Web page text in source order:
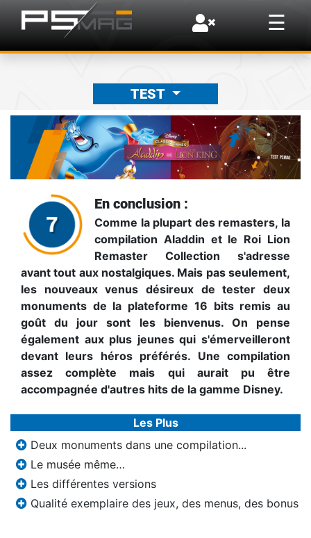
☰
×
TEST
En conclusion :
Comme la plupart des remasters, la
compilation Aladdin et le Roi Lion
Remaster Collection s'adresse
avant tout aux nostalgiques. Mais pas seulement,
les nouveaux venus désireux de tester deux
monuments de la plateforme 16 bits remis au
goût du jour sont les bienvenus. On pense
également aux plus jeunes qui s'émerveilleront
devant leurs héros préférés. Une compilation
assez complète mais qui aurait pu être
accompagnée d'autres hits de la gamme Disney.
Les Plus
Deux monuments dans une compilation...
Le musée même…
Les différentes versions
Qualité exemplaire des jeux, des menus, des bonus